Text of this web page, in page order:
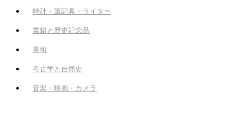
時計・筆記具・ライター
書籍と歴史記念品
美術
考古学と自然史
音楽・映画・カメラ